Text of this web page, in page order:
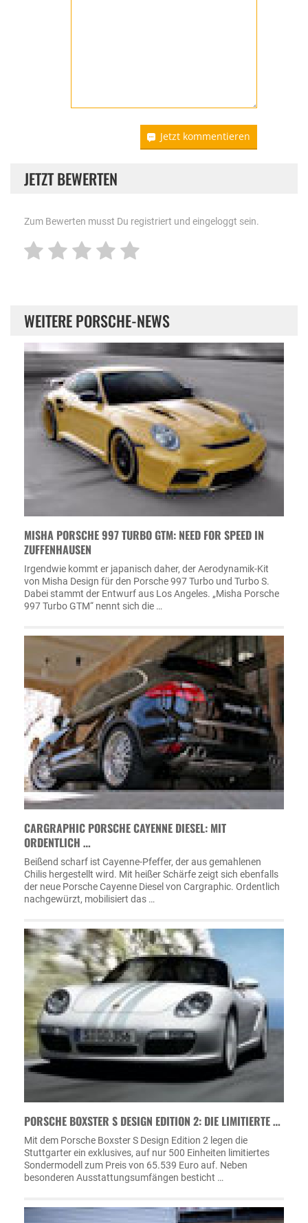
Jetzt kommentieren
JETZT BEWERTEN
Zum Bewerten musst Du registriert und eingeloggt sein.
WEITERE PORSCHE-NEWS
MISHA PORSCHE 997 TURBO GTM: NEED FOR SPEED IN
ZUFFENHAUSEN
Irgendwie kommt er japanisch daher, der Aerodynamik-Kit
von Misha Design für den Porsche 997 Turbo und Turbo S.
Dabei stammt der Entwurf aus Los Angeles. „Misha Porsche
997 Turbo GTM“ nennt sich die …
CARGRAPHIC PORSCHE CAYENNE DIESEL: MIT
ORDENTLICH …
Beißend scharf ist Cayenne-Pfeffer, der aus gemahlenen
Chilis hergestellt wird. Mit heißer Schärfe zeigt sich ebenfalls
der neue Porsche Cayenne Diesel von Cargraphic. Ordentlich
nachgewürzt, mobilisiert das …
PORSCHE BOXSTER S DESIGN EDITION 2: DIE LIMITIERTE …
Mit dem Porsche Boxster S Design Edition 2 legen die
Stuttgarter ein exklusives, auf nur 500 Einheiten limitiertes
Sondermodell zum Preis von 65.539 Euro auf. Neben
besonderen Ausstattungsumfängen besticht …